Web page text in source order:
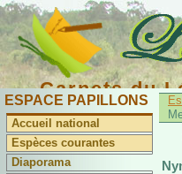
Carnets du
ESPACE PAPILLONS
Accueil national
Espèces courantes
Diaporama